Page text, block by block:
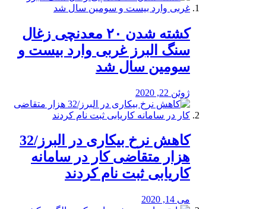
کشته شدن ۲۰ معدنچی زغال
سنگ البرز غربی وارد بیست و
سومین سال شد
ژوئن 22, 2020
کاهش نرخ بیکاری در البرز/32
هزار متقاضی کار در سامانه
کاریابی ثبت نام کردند
می 14, 2020